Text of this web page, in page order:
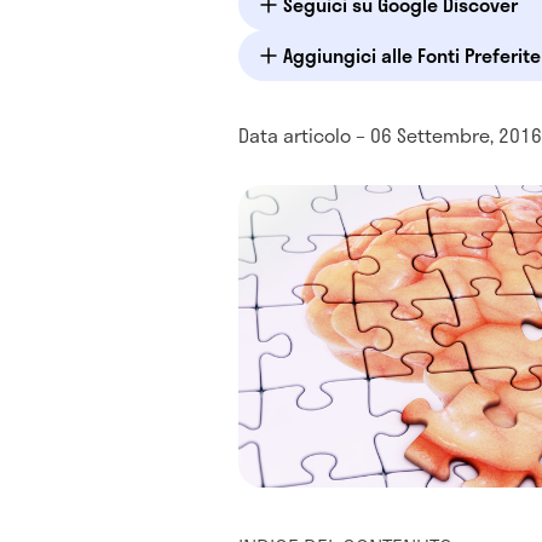
Aggiungici alle Fonti
Data articolo – 06 Settembre, 2016